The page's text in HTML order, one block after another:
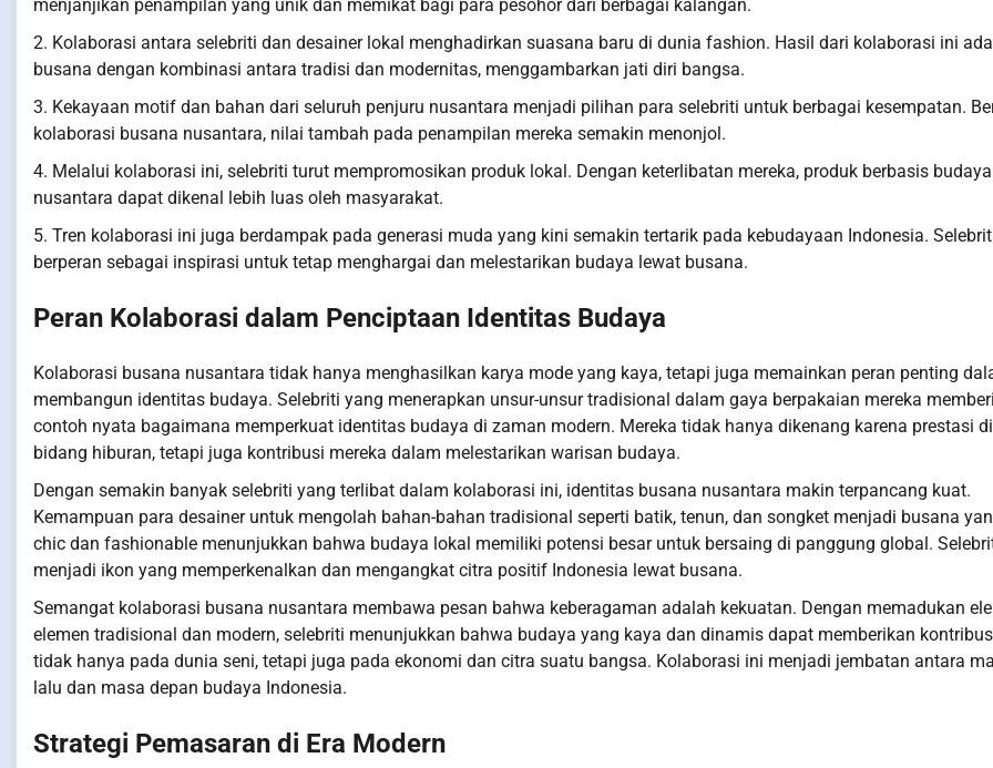
menjanjikan penampilan yang unik dan memikat bagi para pesohor dari berbagai kalangan.
2. Kolaborasi antara selebriti dan desainer lokal menghadirkan suasana baru di dunia fashion. Hasil dari kolaborasi ini
busana dengan kombinasi antara tradisi dan modernitas, menggambarkan jati diri bangsa.
3. Kekayaan motif dan bahan dari seluruh penjuru nusantara menjadi pilihan para selebriti untuk berbagai kesempatan.
kolaborasi busana nusantara, nilai tambah pada penampilan mereka semakin menonjol.
4. Melalui kolaborasi ini, selebriti turut mempromosikan produk lokal. Dengan keterlibatan mereka, produk berbasis budaya
nusantara dapat dikenal lebih luas oleh masyarakat.
5. Tren kolaborasi ini juga berdampak pada generasi muda yang kini semakin tertarik pada kebudayaan Indonesia.
berperan sebagai inspirasi untuk tetap menghargai dan melestarikan budaya lewat busana.
Peran Kolaborasi dalam Penciptaan Identitas Budaya
Kolaborasi busana nusantara tidak hanya menghasilkan karya mode yang kaya, tetapi juga memainkan peran penting
membangun identitas budaya. Selebriti yang menerapkan unsur-unsur tradisional dalam gaya berpakaian mereka
contoh nyata bagaimana memperkuat identitas budaya di zaman modern. Mereka tidak hanya dikenang karena prestasi di
bidang hiburan, tetapi juga kontribusi mereka dalam melestarikan warisan budaya.
Dengan semakin banyak selebriti yang terlibat dalam kolaborasi ini, identitas busana nusantara makin terpancang kuat.
Kemampuan para desainer untuk mengolah bahan-bahan tradisional seperti batik, tenun, dan songket menjadi busana
chic dan fashionable menunjukkan bahwa budaya lokal memiliki potensi besar untuk bersaing di panggung global.
menjadi ikon yang memperkenalkan dan mengangkat citra positif Indonesia lewat busana.
Semangat kolaborasi busana nusantara membawa pesan bahwa keberagaman adalah kekuatan. Dengan memadukan
elemen tradisional dan modern, selebriti menunjukkan bahwa budaya yang kaya dan dinamis dapat memberikan
tidak hanya pada dunia seni, tetapi juga pada ekonomi dan citra suatu bangsa. Kolaborasi ini menjadi jembatan antara
lalu dan masa depan budaya Indonesia.
Strategi Pemasaran di Era Modern